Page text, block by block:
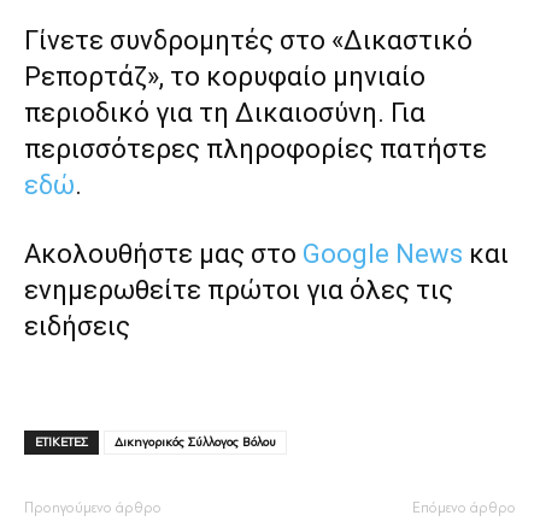
Γίνετε συνδρομητές στο «Δικαστικό
Ρεπορτάζ», το κορυφαίο μηνιαίο
περιοδικό για τη Δικαιοσύνη. Για
περισσότερες πληροφορίες πατήστε
εδώ.
Ακολουθήστε μας στο Google News και
ενημερωθείτε πρώτοι για όλες τις
ειδήσεις
ΕΤΙΚΕΤΕΣ Δικηγορικός Σύλλογος Βόλου
Προηγούμενο άρθρο Επόμενο άρθρο